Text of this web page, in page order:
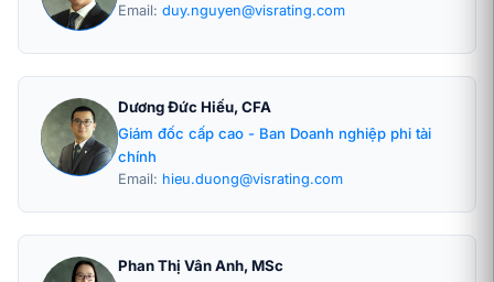
Email: duy.nguyen@visrating.com
Dương Đức Hiếu, CFA
Giám đốc cấp cao - Ban Doanh nghiệp phi tài
chính
Email: hieu.duong@visrating.com
Phan Thị Vân Anh, MSc